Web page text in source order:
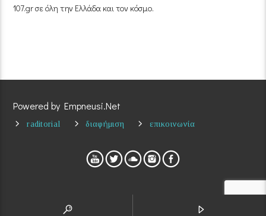
107.gr σε όλη την Ελλάδα και τον κόσμο.
Powered by Empneusi.Net
raditorial διαφήμιση επικοινωνία